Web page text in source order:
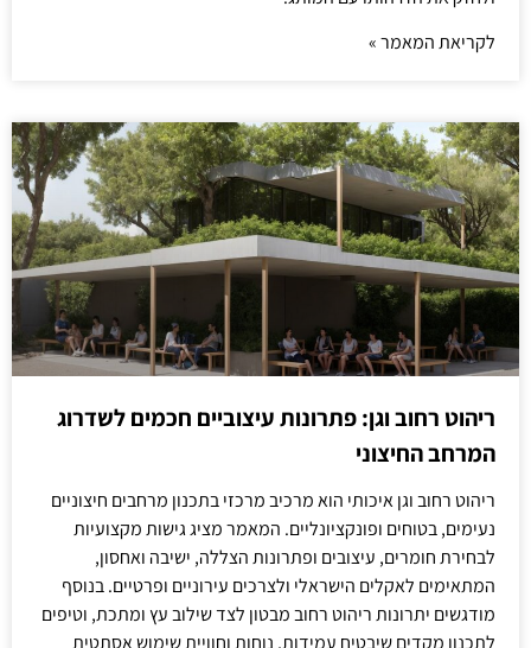
לקריאת המאמר »
ריהוט רחוב וגן: פתרונות עיצוביים חכמים לשדרוג
המרחב החיצוני
ריהוט רחוב וגן איכותי הוא מרכיב מרכזי בתכנון מרחבים חיצוניים
נעימים, בטוחים ופונקציונליים. המאמר מציג גישות מקצועיות
לבחירת חומרים, עיצובים ופתרונות הצללה, ישיבה ואחסון,
המתאימים לאקלים הישראלי ולצרכים עירוניים ופרטיים. בנוסף
מודגשים יתרונות ריהוט רחוב מבטון לצד שילוב עץ ומתכת, וטיפים
לתכנון מקדים שיבטיח עמידות, נוחות וחוויית שימוש אסתטית